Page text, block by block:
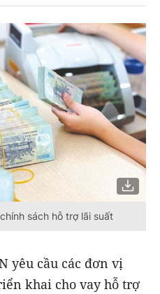
sách hỗ trợ lãi suất
yêu cầu các đơn vị
khai cho vay hỗ trợ